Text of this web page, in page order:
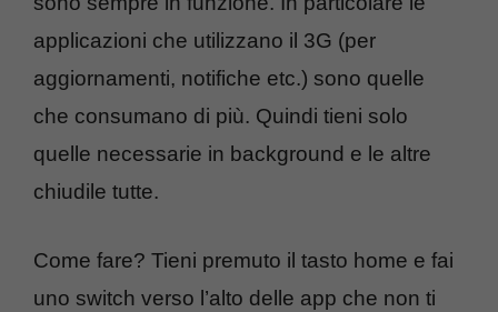
applicazioni che utilizzano il 3G (per
aggiornamenti, notifiche etc.) sono quelle
che consumano di più. Quindi tieni solo
quelle necessarie in background e le altre
chiudile tutte.
Come fare? Tieni premuto il tasto home e fai
uno switch verso l’alto delle app che non ti